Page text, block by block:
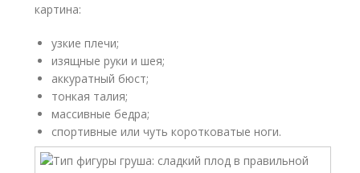
картина:
узкие плечи;
изящные руки и шея;
аккуратный бюст;
тонкая талия;
массивные бедра;
спортивные или чуть коротковатые ноги.